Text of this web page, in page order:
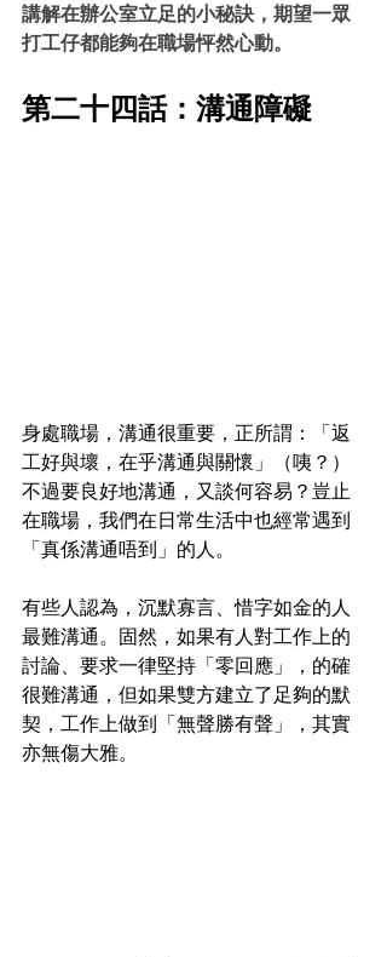
講解在辦公室立足的小秘訣，期望一眾
打工仔都能夠在職場怦然心動。
第二十四話：溝通障礙
身處職場，溝通很重要，正所謂：「返
工好與壞，在乎溝通與關懷」（咦？）
不過要良好地溝通，又談何容易？豈止
在職場，我們在日常生活中也經常遇到
「真係溝通唔到」的人。
有些人認為，沉默寡言、惜字如金的人
最難溝通。固然，如果有人對工作上的
討論、要求一律堅持「零回應」，的確
很難溝通，但如果雙方建立了足夠的默
契，工作上做到「無聲勝有聲」，其實
亦無傷大雅。